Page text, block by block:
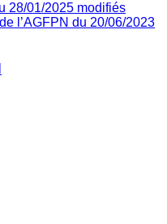
28/01/2025 modifiés
l’AGFPN du 20/06/2023